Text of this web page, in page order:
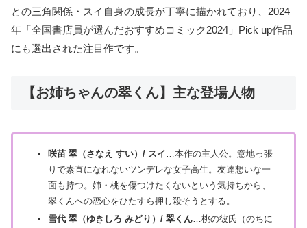
との三角関係・スイ自身の成長が丁寧に描かれており、2024
年「全国書店員が選んだおすすめコミック2024」Pick up作品
にも選出された注目作です。
【お姉ちゃんの翠くん】主な登場人物
咲苗 翠（さなえ すい）/ スイ…本作の主人公。意地っ張
りで素直になれないツンデレな女子高生。友達想いな一
面も持つ。姉・桃を傷つけたくないという気持ちから、
翠くんへの恋心をひたすら押し殺そうとする。
雪代 翠（ゆきしろ みどり）/ 翠くん …桃の彼氏（のちに